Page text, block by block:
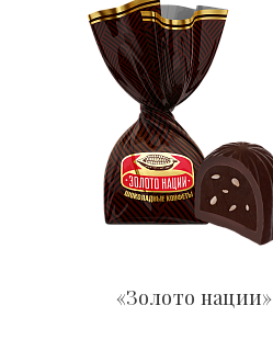
«Золото нации»